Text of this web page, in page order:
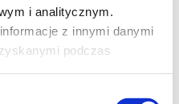
i analitycznym.
z innymi danymi
podczas